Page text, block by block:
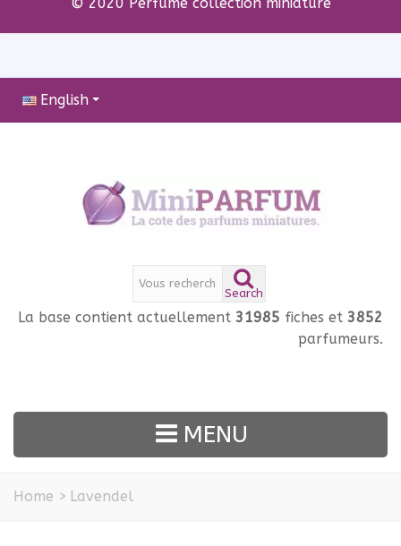
English
Search
La base contient actuellement 31985 fiches et 3852
parfumeurs.
MENU
Home > Lavendel